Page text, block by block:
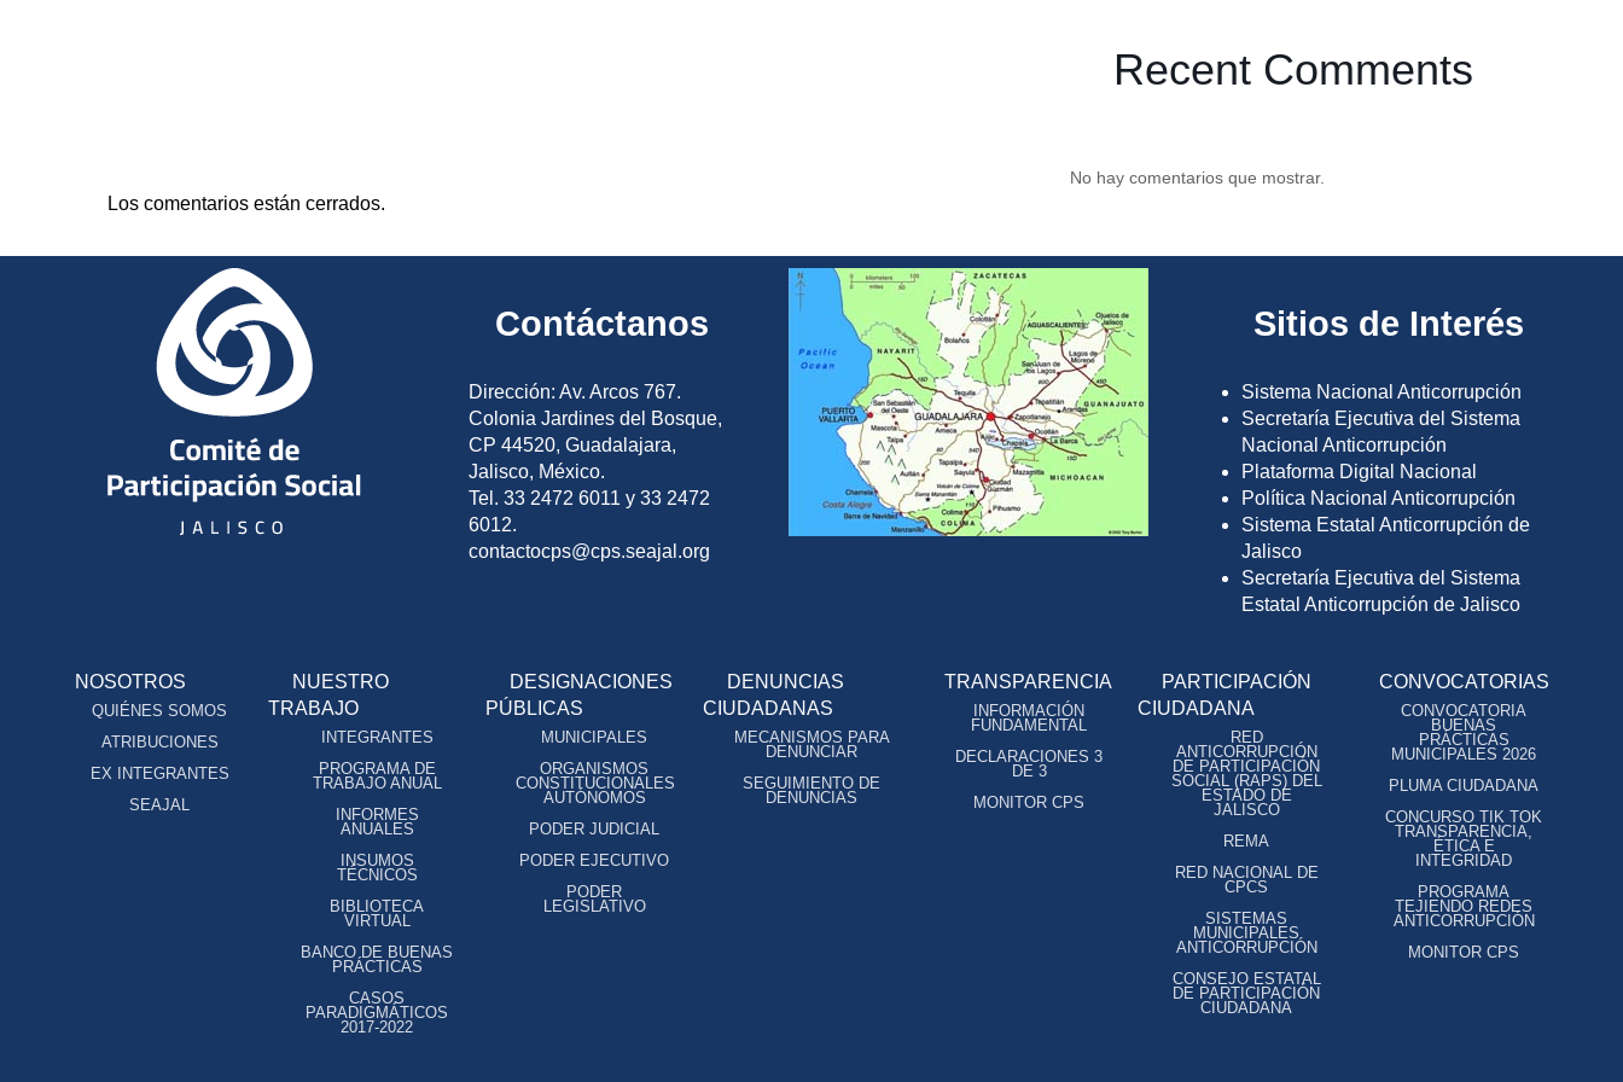
Recent Comments
No hay comentarios que mostrar.
Los comentarios están cerrados.
Contáctanos
Dirección: Av. Arcos 767.
Colonia Jardines del Bosque,
CP 44520, Guadalajara,
Jalisco, México.
Tel. 33 2472 6011 y 33 2472
6012.
contactocps@cps.seajal.org
Sitios de Interés
Sistema Nacional Anticorrupción
Secretaría Ejecutiva del Sistema
Nacional Anticorrupción
Plataforma Digital Nacional
Política Nacional Anticorrupción
Sistema Estatal Anticorrupción de
Jalisco
Secretaría Ejecutiva del Sistema
Estatal Anticorrupción de Jalisco
NOSOTROS
QUIÉNES SOMOS
ATRIBUCIONES
EX INTEGRANTES
SEAJAL
NUESTRO
TRABAJO
INTEGRANTES
PROGRAMA DE
TRABAJO ANUAL
INFORMES
ANUALES
INSUMOS
TÉCNICOS
BIBLIOTECA
VIRTUAL
BANCO DE BUENAS
PRÁCTICAS
CASOS
PARADIGMÁTICOS
2017-2022
DESIGNACIONES
PÚBLICAS
MUNICIPALES
ORGANISMOS
CONSTITUCIONALES
AUTÓNOMOS
PODER JUDICIAL
PODER EJECUTIVO
PODER
LEGISLATIVO
DENUNCIAS
CIUDADANAS
MECANISMOS PARA
DENUNCIAR
SEGUIMIENTO DE
DENUNCIAS
TRANSPARENCIA
INFORMACIÓN
FUNDAMENTAL
DECLARACIONES 3
DE 3
MONITOR CPS
PARTICIPACIÓN
CIUDADANA
RED
ANTICORRUPCIÓN
DE PARTICIPACIÓN
SOCIAL (RAPS) DEL
ESTADO DE
JALISCO
REMA
RED NACIONAL DE
CPCS
SISTEMAS
MUNICIPALES
ANTICORRUPCIÓN
CONSEJO ESTATAL
DE PARTICIPACIÓN
CIUDADANA
CONVOCATORIAS
CONVOCATORIA
BUENAS
PRÁCTICAS
MUNICIPALES 2026
PLUMA CIUDADANA
CONCURSO TIK TOK
TRANSPARENCIA,
ÉTICA E
INTEGRIDAD
PROGRAMA
TEJIENDO REDES
ANTICORRUPCIÓN
MONITOR CPS